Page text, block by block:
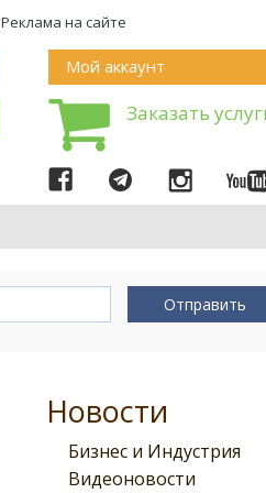
Реклама на сайте
Мой аккаунт
Заказать
Отправить
Новости
Бизнес и Индустрия
Видеоновости